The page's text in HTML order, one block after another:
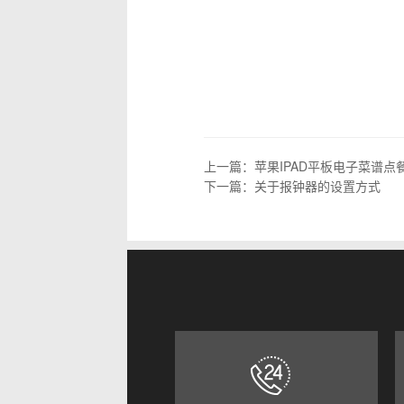
上一篇：苹果IPAD平板电子菜谱点
下一篇： 关于报钟器的设置方式